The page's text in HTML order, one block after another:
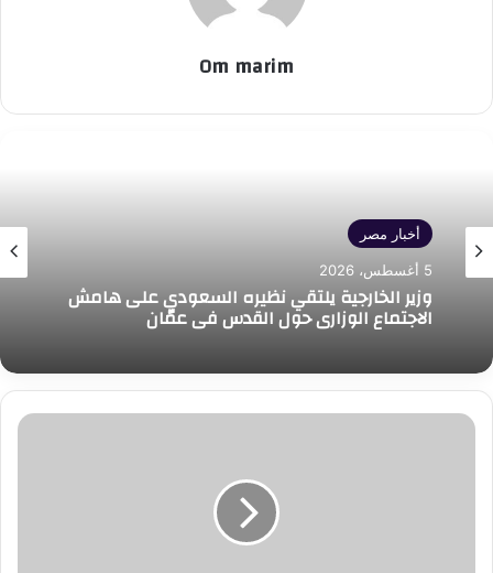
Om marim
أخبار مصر
5 أغسطس، 2026
وزير الخارجية يلتقي نظيره السعودي على هامش
الاجتماع الوزاري حول القدس في عمّان
تكثيف